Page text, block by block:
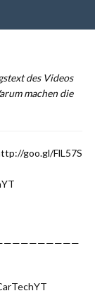
des Videos
machen die
goo.gl/FlL57S